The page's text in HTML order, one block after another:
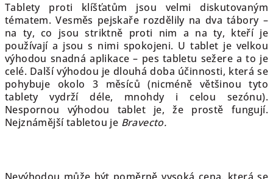
Tablety proti klíšťatům jsou velmi diskutovaným
tématem. Vesměs pejskaře rozdělily na dva tábory –
na ty, co jsou striktně proti nim a na ty, kteří je
používají a jsou s nimi spokojeni. U tablet je velkou
výhodou snadná aplikace – pes tabletu sežere a to je
celé. Další výhodou je dlouhá doba účinnosti, která se
pohybuje okolo 3 měsíců (nicméně většinou tyto
tablety vydrží déle, mnohdy i celou sezónu).
Nespornou výhodou tablet je, že prostě fungují.
Nejznámější tabletou je Bravecto.